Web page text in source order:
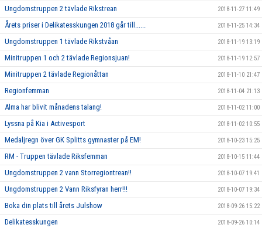
Ungdomstruppen 2 tävlade Rikstrean 2018-11-27 11:49
Årets priser i Delikatesskungen 2018 går till...... 2018-11-25 14:34
Ungdomstruppen 1 tävlade Rikstvåan 2018-11-19 13:19
Minitruppen 1 och 2 tävlade Regionsjuan! 2018-11-19 12:57
Minitruppen 2 tävlade Regionåttan 2018-11-10 21:47
Regionfemman 2018-11-04 21:13
Alma har blivit månadens talang! 2018-11-02 11:00
Lyssna på Kia i Activesport 2018-11-02 10:55
Medaljregn över GK Splitts gymnaster på EM! 2018-10-23 15:25
RM - Truppen tävlade Riksfemman 2018-10-15 11:44
Ungdomstruppen 2 vann Storregiontrean!! 2018-10-07 19:41
Ungdomstruppen 2 Vann Riksfyran herr!!! 2018-10-07 19:34
Boka din plats till årets Julshow 2018-09-26 15:22
Delikatesskungen 2018-09-26 10:14